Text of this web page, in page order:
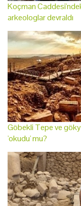
Koçman
arkeologlar devraldı
Göbekli Tepe ve
'okudu' mu?